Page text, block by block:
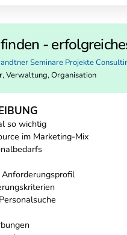
-
Seminare Projekte
Verwaltung, Organisation
so wichtig
im Marketing-Mix